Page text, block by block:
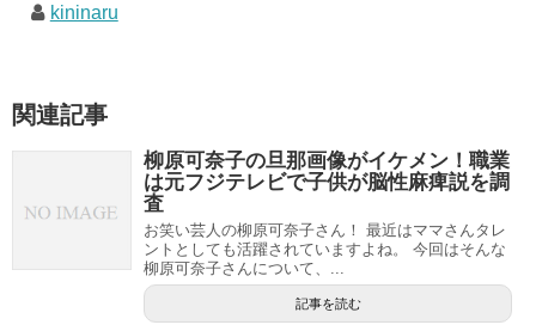
kininaru
関連記事
柳原可奈子の旦那画像がイケメン！職業
は元フジテレビで子供が脳性麻痺説を調
査
お笑い芸人の柳原可奈子さん！ 最近はママさんタレ
ントとしても活躍されていますよね。 今回はそんな
柳原可奈子さんについて、...
記事を読む